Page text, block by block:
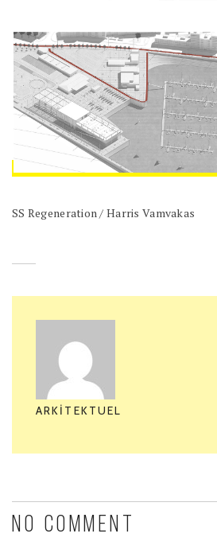
SS Regeneration / Harris Vamvakas
ARKITEKTUEL
NO COMMENT